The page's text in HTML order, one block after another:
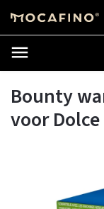
Bounty
voor